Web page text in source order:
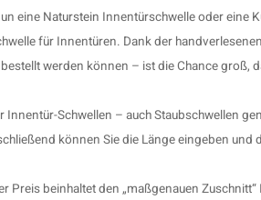
eine Naturstein Innentürschwelle oder eine
für Innentüren. Dank der
werden können – ist die Chance groß,
Schwellen – auch Staubschwellen
können Sie die Länge eingeben
Preis beinhaltet den „maßgenauen